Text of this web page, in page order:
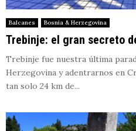
Balcanes Bosnia & Herzegovina
Trebinje: el gran secreto
Trebinje fue nuestra última
Herzegovina y adentrarnos en
tan solo 24 km de...